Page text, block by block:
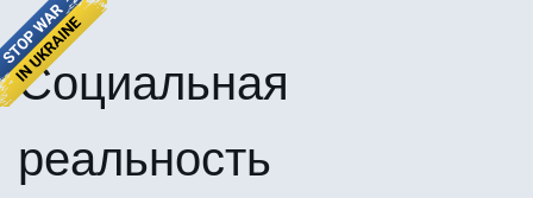
Социальная
реальность